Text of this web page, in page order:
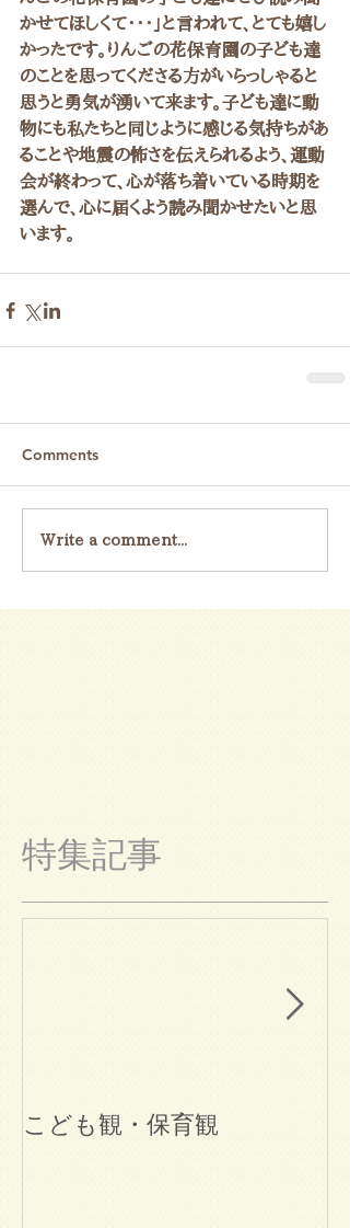
かせてほしくて・・・」と言われて、とても嬉し
かったです。りんごの花保育園の子ども達
のことを思ってくださる方がいらっしゃると
思うと勇気が湧いて来ます。子ども達に動
物にも私たちと同じように感じる気持ちがあ
ることや地震の怖さを伝えられるよう、運動
会が終わって、心が落ち着いている時期を
選んで、心に届くよう読み聞かせたいと思
います。
Comments
Write a comment...
特集記事
こども観・保育観